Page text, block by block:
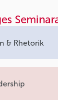
& Rhetorik